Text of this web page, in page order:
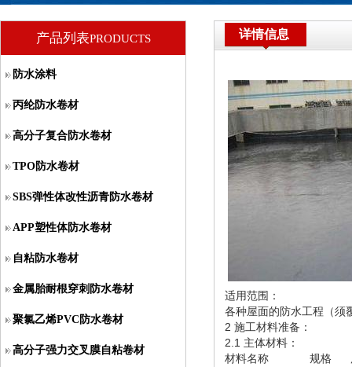
产品列表PRODUCTS
防水涂料
丙纶防水卷材
高分子复合防水卷材
TPO防水卷材
SBS弹性体改性沥青防水卷材
APP塑性体防水卷材
自粘防水卷材
金属胎耐根穿刺防水卷材
聚氯乙烯PVC防水卷材
高分子强力交叉膜自粘卷材
详情信息
适用范围：
各种屋面的防水工程（须
2 施工材料准备：
2.1 主体材料：
材料名称 规格